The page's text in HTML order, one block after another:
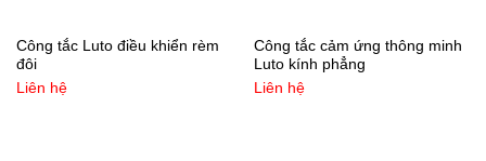
Công tắc Luto điều khiển rèm
đôi
Liên hệ
Công tắc cảm ứng thông minh
Luto kính phẳng
Liên hệ